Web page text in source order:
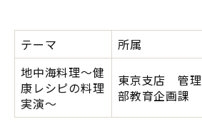
テーマ 所属
地中海料理～健
康レシピの料理
実演～
東京支店 管理
部教育企画課